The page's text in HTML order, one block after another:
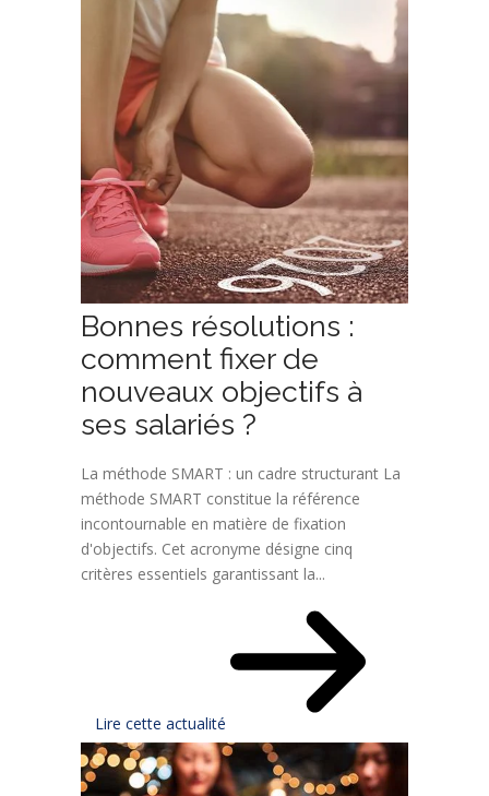
Bonnes résolutions :
comment fixer de
nouveaux objectifs à
ses salariés ?
La méthode SMART : un cadre structurant La
méthode SMART constitue la référence
incontournable en matière de fixation
d'objectifs. Cet acronyme désigne cinq
critères essentiels garantissant la...
Lire cette actualité